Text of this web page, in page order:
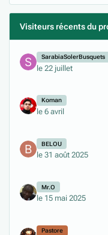
Visiteurs récents du
SarabiaSolerBusquets
le 22 juillet
Koman
le 6 avril
BELOU
le 31 août 2025
Mr.O
le 15 mai 2025
Pastore